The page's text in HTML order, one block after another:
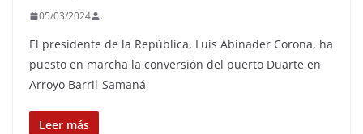
05/03/2024 .
El presidente de la República, Luis Abinader Corona, ha
puesto en marcha la conversión del puerto Duarte en
Arroyo Barril-Samaná
Leer más